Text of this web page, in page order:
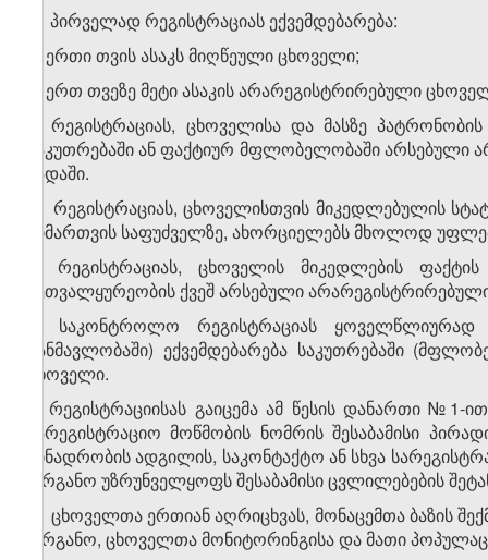
3. პირველად რეგისტრაციას ექვემდებარება:
ა) ერთი თვის ასაკს მიღწეული ცხოველი;
ბ) ერთ თვეზე მეტი ასაკის არარეგისტრირებული
4. რეგისტრაციას, ცხოველისა და მასზე
საკუთრებაში ან ფაქტიურ მფლობელობაში არსებული
ვადაში.
5. რეგისტრაციას, ცხოველისთვის მიკედლებულის
მიმართვის საფუძველზე, ახორციელებს მხოლოდ
6. რეგისტრაციას, ცხოველის მიკედლების
მეთვალყურეობის ქვეშ არსებული
7. საკონტროლო რეგისტრაციას
განმავლობაში) ექვემდებარება საკუთრებაში
ცხოველი.
8. რეგისტრაციისას გაიცემა ამ წესის დანართი
სარეგისტრაციო მოწმობის ნომრის შესაბამისი
ბინადრობის ადგილის, საკონტაქტო ან სხვა
ორგანო უზრუნველყოფს შესაბამისი ცვლილებების
9. ცხოველთა ერთიან აღრიცხვას, მონაცემთა ბაზის
ორგანო, ცხოველთა მონიტორინგისა და მათი